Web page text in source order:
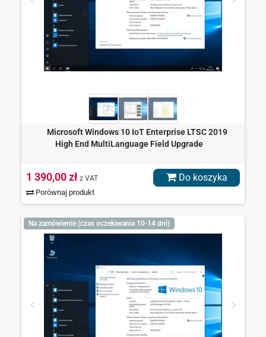
Microsoft Windows 10 IoT Enterprise LTSC 2019
High End MultiLanguage Field Upgrade
1 390,00 zł z VAT
Porównaj produkt
Do koszyka
Na zamówienie (czas oczekiwania 10-14 dni)